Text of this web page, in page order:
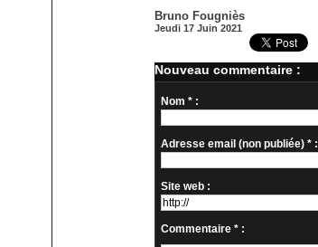
Bruno Fougniès
Jeudi 17 Juin 2021
Nouveau commentaire :
Nom * :
Adresse email (non publiée) * :
Site web :
Commentaire * :